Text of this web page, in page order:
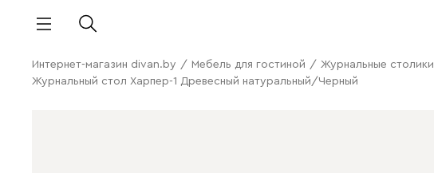
Интернет-магазин divan.by / Мебель для гостиной / Журнальные столики
Журнальный стол Харпер-1 Древесный натуральный/Черный